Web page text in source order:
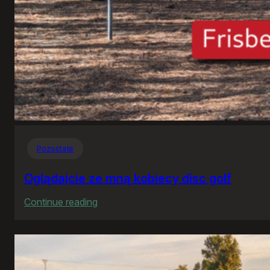
Pozostałe
Oglądajcie ze mną kobiecy disc golf
Continue reading
ze
kobiecy